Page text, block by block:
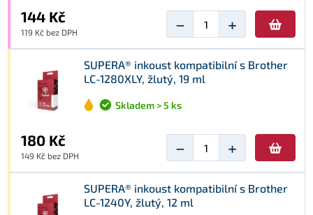
144 Kč
119 Kč bez DPH − +
SUPERA® inkoust kompatibilní s Brother
LC-1280XLY, žlutý, 19 ml
Skladem > 5 ks
180 Kč
149 Kč bez DPH − +
SUPERA® inkoust kompatibilní s Brother
LC-1240Y, žlutý, 12 ml